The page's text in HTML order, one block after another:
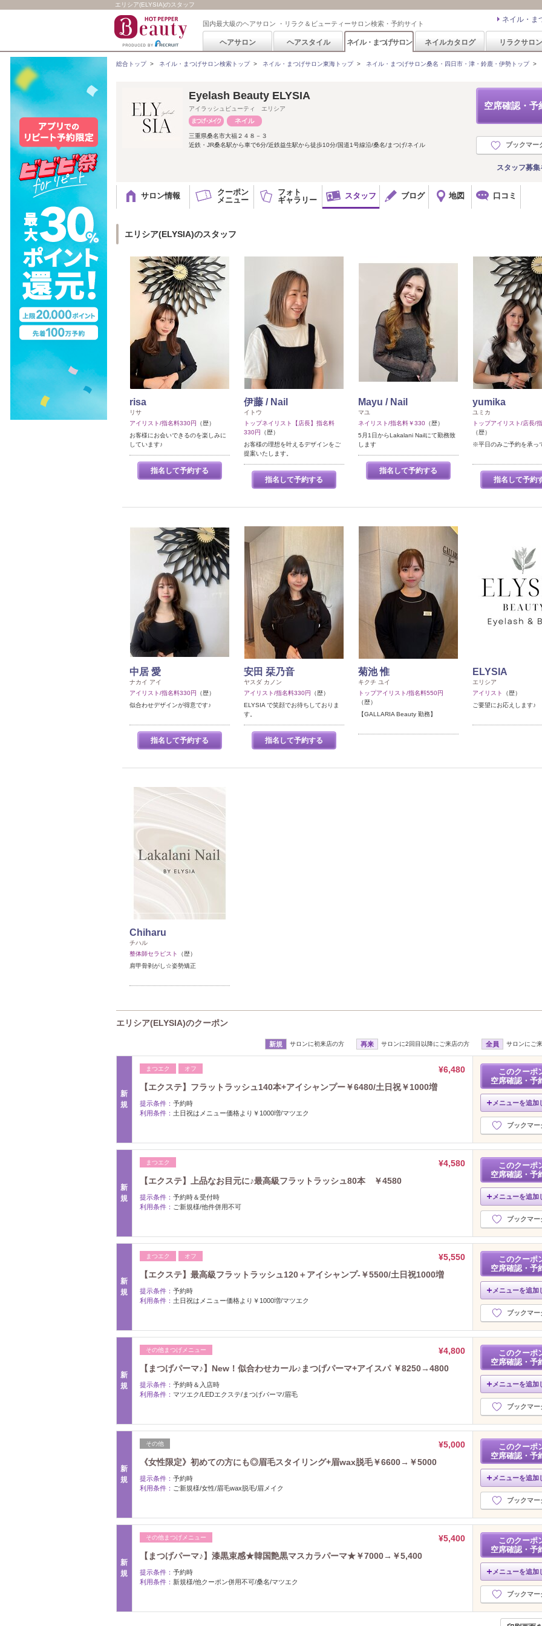
エリシア(ELYSIA)のスタッフ
国内最大級のヘアサロン ・リラク＆ビューティーサロン検索・予約サイト ネイル・ま
ヘアサロン ヘアスタイル ネイル・まつげサロン ネイルカタログ リラクサロン
総合トップ> ネイル・まつげサロン検索トップ> ネイル・まつげサロン東海トップ> ネイル・まつげサロン桑名・四日市・津・鈴鹿・伊勢トップ>
空席確認・予
ブックマー
スタッフ募集
Eyelash Beauty ELYSIA
アイラッシュビューティ エリシア
三重県桑名市大福２４８－３
近鉄・JR桑名駅から車で6分/近鉄益生駅から徒歩10分/国道1号線沿/桑名/まつげ/ネイル
サロン情報
クーポン
メニュー
フォト
ギャラリー
スタッフ ブログ 地図 口コミ
エリシア(ELYSIA)のスタッフ
risa
リサ
アイリスト/指名料330円 （歴）
お客様にお会いできるのを楽しみに
しています♪
指名して予約する
伊藤 / Nail
イトウ
トップネイリスト【店長】指名料
330円 （歴）
お客様の理想を叶えるデザインをご
提案いたします。
指名して予約する
Mayu / Nail
マユ
ネイリスト/指名料￥330（歴）
5月1日からLakalani Nailにて勤務致
します
指名して予約する
yumika
ユミカ
トップアイリスト/店長/
（歴）
※平日のみご予約を承っ
指名して予約
中居 愛
ナカイ アイ
アイリスト/指名料330円 （歴）
似合わせデザインが得意です♪
指名して予約する
安田 栞乃音
ヤスダ カノン
アイリスト/指名料330円 （歴）
ELYSIA で笑顔でお待ちしておりま
す。
指名して予約する
菊池 惟
キクチ ユイ
トップアイリスト/指名料550円
（歴）
【GALLARIA Beauty 勤務】
ELYSIA
エリシア
アイリスト
（歴）
ご要望にお応えします♪
Chiharu
チハル
整体師セラピスト
（歴）
肩甲骨剥がし☆姿勢矯正
エリシア(ELYSIA)のクーポン
新規 サロンに初来店の方 再来 サロンに2回目以降にご来店の方 全員 サロンにご
新
規
まつエク オフ
¥6,480
【エクステ】フラットラッシュ140本+アイシャンプー￥6480/土日祝￥1000増
提示条件： 予約時
利用条件： 土日祝はメニュー価格より￥1000増/マツエク
このクーポ
空席確認・予
メニューを追加
ブックマー
新
規
まつエク
¥4,580
【エクステ】上品なお目元に♪最高級フラットラッシュ80本 ￥4580
提示条件： 予約時＆受付時
利用条件： ご新規様/他件併用不可
このクーポ
空席確認・予
メニューを追加
ブックマー
新
規
まつエク オフ
¥5,550
【エクステ】最高級フラットラッシュ120＋アイシャンプ-￥5500/土日祝1000増
提示条件： 予約時
利用条件： 土日祝はメニュー価格より￥1000増/マツエク
このクーポ
空席確認・予
メニューを追加
ブックマー
新
規
その他まつげメニュー
¥4,800
【まつげパーマ♪】New！似合わせカール♪まつげパーマ+アイスパ ￥8250→4800
提示条件： 予約時＆入店時
利用条件： マツエク/LEDエクステ/まつげパーマ/眉毛
このクーポ
空席確認・予
メニューを追加
ブックマー
新
規
その他
¥5,000
《女性限定》初めての方にも◎眉毛スタイリング+眉wax脱毛￥6600→￥5000
提示条件： 予約時
利用条件： ご新規様/女性/眉毛wax脱毛/眉メイク
このクーポ
空席確認・予
メニューを追加
ブックマー
新
規
その他まつげメニュー
¥5,400
【まつげパーマ♪】漆黒束感★韓国艶黒マスカラパーマ★￥7000→￥5,400
提示条件： 予約時
利用条件： 新規様/他クーポン併用不可/桑名/マツエク
このクーポ
空席確認・予
メニューを追加
ブックマー